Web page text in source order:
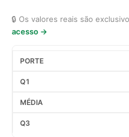
🔒 Os valores reais são
acesso →